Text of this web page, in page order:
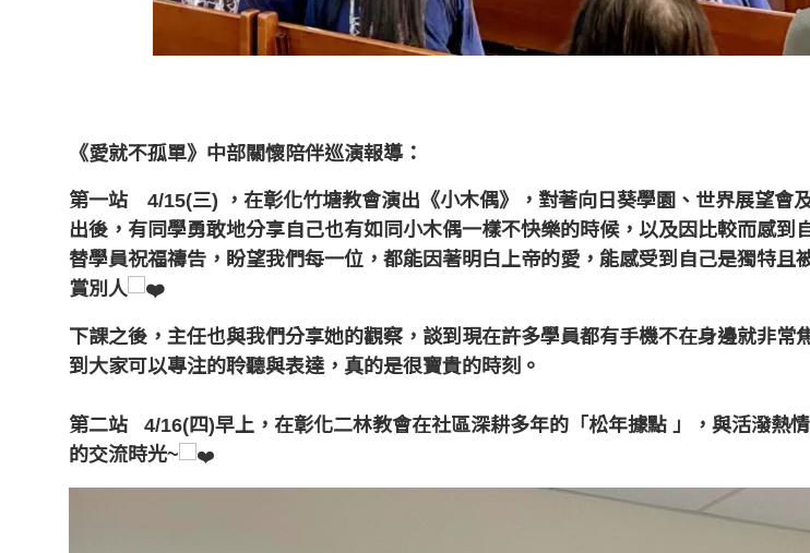
《愛就不孤單》 中部關懷陪伴巡演報導：
第一站 4/15(三) ，在彰化竹塘教會演出《小木偶》，對著向日葵學園、世界展望會
出後，有同學勇敢地分享自己也有如同小木偶一樣不快樂的時候，以及因比較而感到
替學員祝福禱告，盼望我們每一位，都能因著明白上帝的愛，能感受到自己是獨特且
賞別人
下課之後，主任也與我們分享她的觀察，談到現在許多學員都有手機不在身邊就非常
到大家可以專注的聆聽與表達，真的是很寶貴的時刻。
第二站 4/16(四)早上，在彰化二林教會在社區深耕多年的「松年據點 」，與活潑熱
的交流時光~